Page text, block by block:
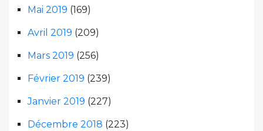
Mai 2019 (169)
Avril 2019 (209)
Mars 2019 (256)
Février 2019 (239)
Janvier 2019 (227)
Décembre 2018 (223)